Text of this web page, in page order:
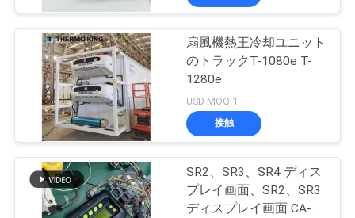
扇風機熱王冷却ユニット
のトラックT-1080e T-
1280e
USD MOQ:1
接触
SR2、SR3、SR4 ディス
プレイ画面、SR2、SR3
ディスプレイ画面 CA-